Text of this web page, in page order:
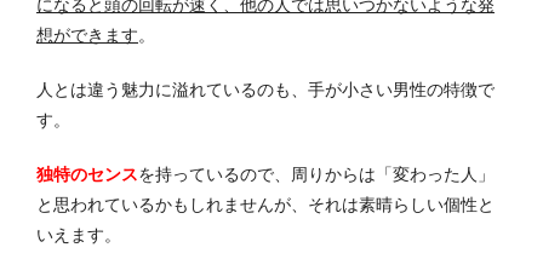
になると頭の回転が速く、他の人では思いつかないような発
想ができます。
人とは違う魅力に溢れているのも、手が小さい男性の特徴で
す。
独特のセンスを持っているので、周りからは「変わった人」
と思われているかもしれませんが、それは素晴らしい個性と
いえます。